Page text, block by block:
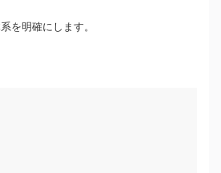
を明確にします。